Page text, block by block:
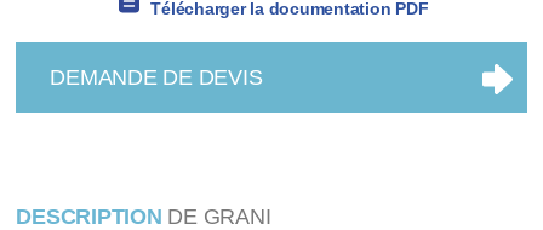
Télécharger la documentation PDF
DEMANDE DE DEVIS
DESCRIPTION DE GRANI